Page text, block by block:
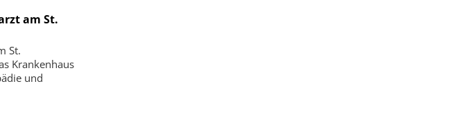
am St.
St.
Krankenhaus
und